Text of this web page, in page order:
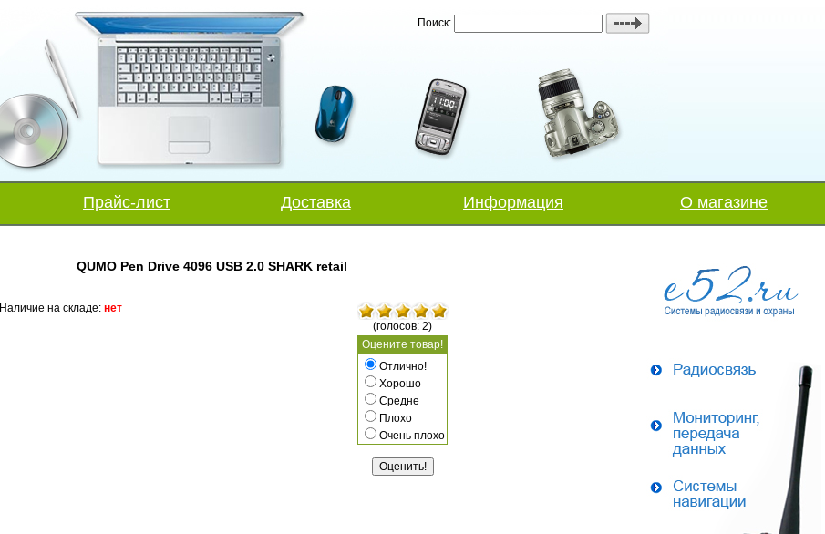
Поиск:
Прайс-лист Доставка Информация О магазине
QUMO Pen Drive 4096 USB 2.0 SHARK retail
Наличие на складе: нет
(голосов: 2)
Оцените товар!
Отлично!
Хорошо
Средне
Плохо
Очень плохо